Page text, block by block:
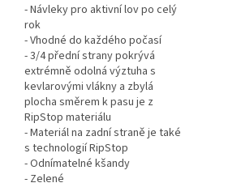
-Návleky pro aktivní lov po celý
rok
- Vhodné do každého počasí
- 3/4 přední strany pokrývá
extrémně odolná výztuha s
kevlarovými vlákny a zbylá
plocha směrem k pasu je z
RipStop materiálu
- Materiál na zadní straně je také
s technologií RipStop
- Odnímatelné kšandy
- Zelené